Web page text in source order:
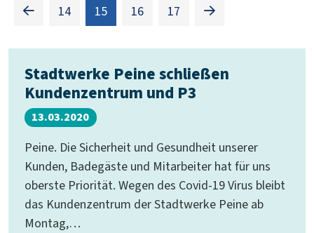
14 15(Standort)
16 17
Stadtwerke Peine schließen
Kundenzentrum und P3
13.03.2020
Peine. Die Sicherheit und Gesundheit unserer
Kunden, Badegäste und Mitarbeiter hat für uns
oberste Priorität. Wegen des Covid-19 Virus bleibt
das Kundenzentrum der Stadtwerke Peine ab
Montag,…